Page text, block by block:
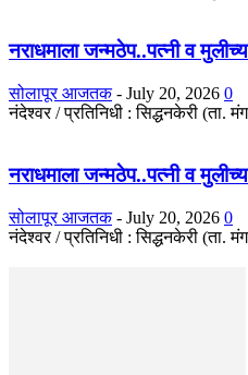
नराधमाला जन्मठेप..पत्नी व
सोलापूर आजतक - July 20, 2026 0
नंदेश्वर / प्रतिनिधी : सिद्धनकेरी (ता.
नराधमाला जन्मठेप..पत्नी व
सोलापूर आजतक - July 20, 2026 0
नंदेश्वर / प्रतिनिधी : सिद्धनकेरी (ता.